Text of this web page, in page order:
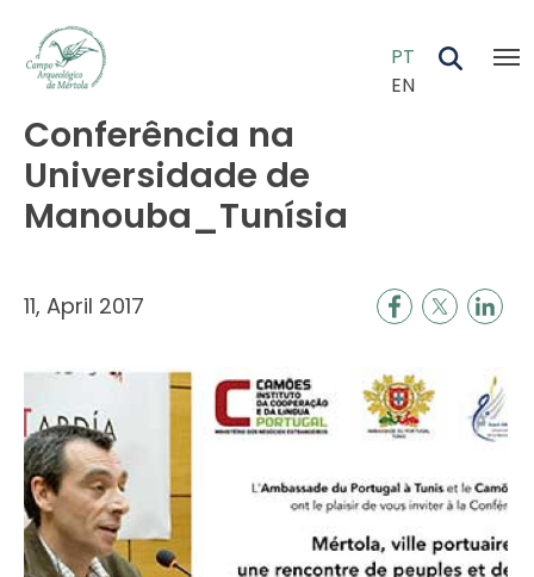
PT
EN
Conferência na
Universidade de
Manouba_Tunísia
11, April 2017